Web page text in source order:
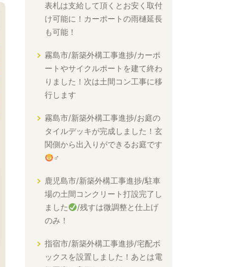
表札は支給して頂くとお安く取付
け可能に！カーポートの雨樋延長
も可能！
霧島市/新築外構工事進捗/カーポ
ートやサイクルポートを建て終わ
りました！次は土間コン工事に移
行します
霧島市/新築外構工事進捗/お庭の
タイルデッキが完成しました！玄
関側から出入りができるお庭です
‍♂
鹿児島市/新築外構工事進捗/駐車
場の土間コンクリート打設完了し
ました
/残すは微調整と仕上げ
のみ！
指宿市/新築外構工事進捗/宅配ボ
ックスを設置しました！あとは電